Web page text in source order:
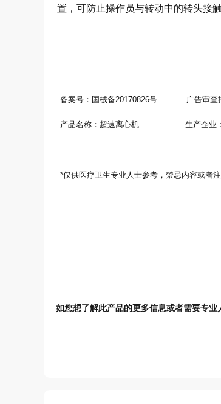
置，可防止操作员与转动中的转头接触
备案号：国械备20170826号 广告审查
产品名称：超速离心机 生产企业
*仅供医疗卫生专业人士参考，禁忌内容或者
如您想了解此产品的更多信息或者需要专